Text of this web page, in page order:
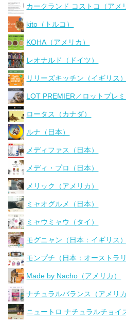
カークランド コストコ（アメ
kito（トルコ）
KOHA（アメリカ）
レオナルド（ドイツ）
リリーズキッチン（イギリス）
LOT PREMIER／ロットプレミ
ロータス（カナダ）
ルナ（日本）
メディファス（日本）
メディ・プロ（日本）
メリック（アメリカ）
ミャオグルメ（日本）
ミャウミャウ（タイ）
モグニャン（日本：イギリス）
モンプチ（日本：オーストラリ
Made by Nacho（アメリカ）
ナチュラルバランス（アメリカ
ニュートロ ナチュラルチョイ